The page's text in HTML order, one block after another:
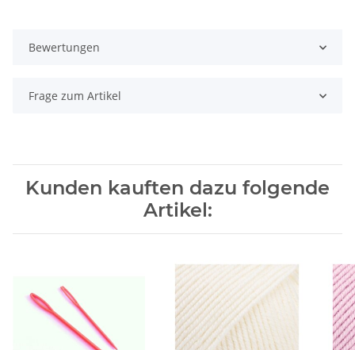
Bewertungen
Frage zum Artikel
Kunden kauften dazu folgende
Artikel: